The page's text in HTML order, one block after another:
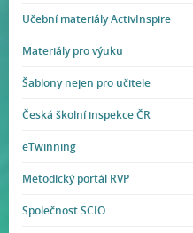
Učební materiály ActivInspire
Materiály pro výuku
Šablony nejen pro učitele
Česká školní inspekce ČR
eTwinning
Metodický portál RVP
Společnost SCIO